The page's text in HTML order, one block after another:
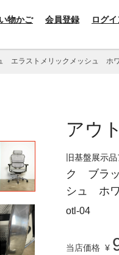
物かご 会員登録 ログ
ラストメリックメッシュ ホ
アウ
旧基盤展示
ク ブラ
シュ ホ
otl-04
当店価格 ¥